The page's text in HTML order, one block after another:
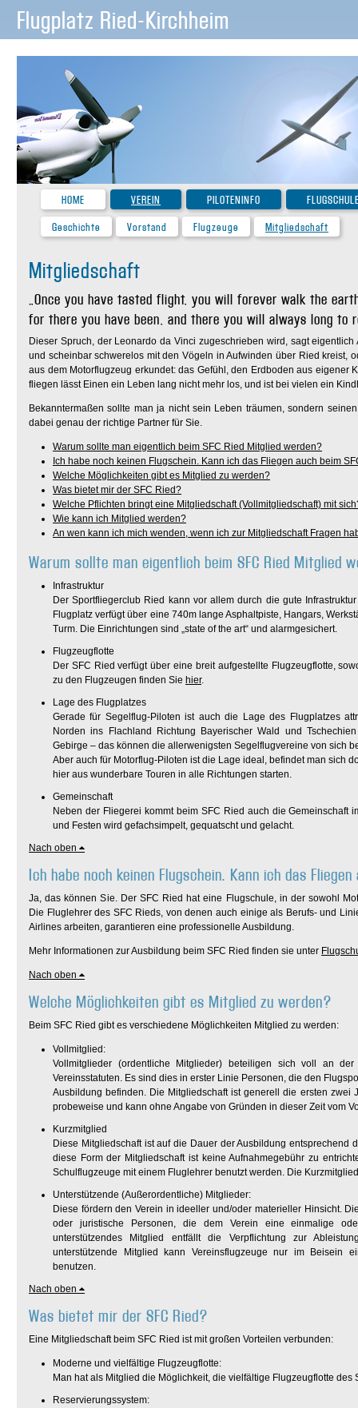
Flugplatz Ried-Kirchheim
HOME VEREIN PILOTENINFO
Geschichte
Vorstand Flugzeuge Mitgliedschaft
Mitgliedschaft
„Once you have tasted flight, you will forever walk the
for there you have been, and there you will always long to
Dieser Spruch, der Leonardo da Vinci zugeschrieben wird, sagt
und scheinbar schwerelos mit den Vögeln in Aufwinden über Ried kreist,
aus dem Motorflugzeug erkundet: das Gefühl, den Erdboden aus eigener
fliegen lässt Einen ein Leben lang nicht mehr los, und ist bei vielen ein
Bekanntermaßen sollte man ja nicht sein Leben träumen, sondern
dabei genau der richtige Partner für Sie.
Warum sollte man eigentlich beim SFC Ried Mitglied werden?
Ich habe noch keinen Flugschein. Kann ich das Fliegen auch beim
Welche Möglichkeiten gibt es Mitglied zu werden?
Was bietet mir der SFC Ried?
Welche Pflichten bringt eine Mitgliedschaft (Vollmitgliedschaft) mit
Wie kann ich Mitglied werden?
An wen kann ich mich wenden, wenn ich zur Mitgliedschaft Fragen
Warum sollte man eigentlich beim SFC Ried Mitglied
Infrastruktur
Der Sportfliegerclub Ried kann vor allem durch die gute
Flugplatz verfügt über eine 740m lange Asphaltpiste, Hangars,
Turm. Die Einrichtungen sind „state of the art“ und alarmgesichert.
Flugzeugflotte
Der SFC Ried verfügt über eine breit aufgestellte Flugzeugflotte,
zu den Flugzeugen finden Sie hier.
Lage des Flugplatzes
Gerade für Segelflug-Piloten ist auch die Lage des Flugplatzes
Norden ins Flachland Richtung Bayerischer Wald und
Gebirge – das können die allerwenigsten Segelflugvereine von sich
Aber auch für Motorflug-Piloten ist die Lage ideal, befindet man sich
hier aus wunderbare Touren in alle Richtungen starten.
Gemeinschaft
Neben der Fliegerei kommt beim SFC Ried auch die Gemeinschaft
und Festen wird gefachsimpelt, gequatscht und gelacht.
Nach oben
Ich habe noch keinen Flugschein. Kann ich das
Ja, das können Sie. Der SFC Ried hat eine Flugschule, in der sowohl
Die Fluglehrer des SFC Rieds, von denen auch einige als Berufs- und
Airlines arbeiten, garantieren eine professionelle Ausbildung.
Mehr Informationen zur Ausbildung beim SFC Ried finden sie unter
Nach oben
Welche Möglichkeiten gibt es Mitglied zu werden?
Beim SFC Ried gibt es verschiedene Möglichkeiten Mitglied zu werden:
Vollmitglied:
Vollmitglieder (ordentliche Mitglieder) beteiligen sich voll an
Vereinsstatuten. Es sind dies in erster Linie Personen, die den
Ausbildung befinden. Die Mitgliedschaft ist generell die ersten zwei
probeweise und kann ohne Angabe von Gründen in dieser Zeit vom
Kurzmitglied
Diese Mitgliedschaft ist auf die Dauer der Ausbildung entsprechend
diese Form der Mitgliedschaft ist keine Aufnahmegebühr zu
Schulflugzeuge mit einem Fluglehrer benutzt werden. Die
Unterstützende (Außerordentliche) Mitglieder:
Diese fördern den Verein in ideeller und/oder materieller Hinsicht.
oder juristische Personen, die dem Verein eine einmalige
unterstützendes Mitglied entfällt die Verpflichtung zur
unterstützende Mitglied kann Vereinsflugzeuge nur im Beisein
benutzen.
Nach oben
Was bietet mir der SFC Ried?
Eine Mitgliedschaft beim SFC Ried ist mit großen Vorteilen verbunden:
Moderne und vielfältige Flugzeugflotte:
Man hat als Mitglied die Möglichkeit, die vielfältige Flugzeugflotte des
Reservierungssystem: